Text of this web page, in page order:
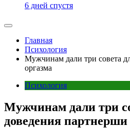
6 дней спустя
Главная
Психология
Мужчинам дали три совета
оргазма
Психология
Мужчинам дали три
доведения партнерши